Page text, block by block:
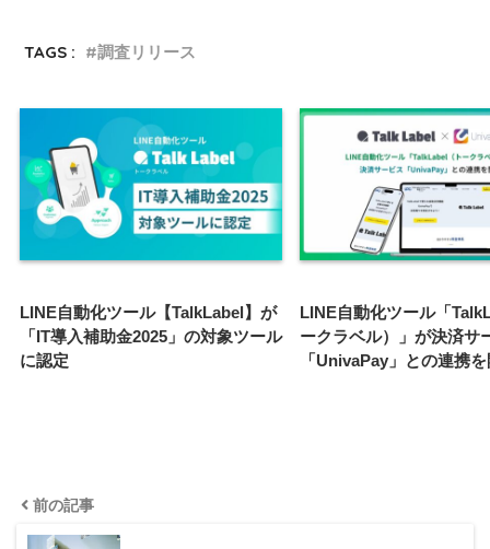
TAGS : 調査リリース
LINE自動化ツール【TalkLabel】が
「IT導入補助金2025」の対象ツール
に認定
LINE自動化ツール「
ークラベル）」が決済サ
「UnivaPay」との連携
前の記事